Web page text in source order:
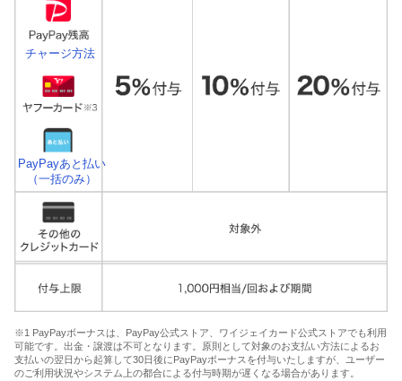
チャージ方法
PayPayあと払い
（一括のみ）
※1 PayPayボーナスは、PayPay公式ストア、ワイジェイカード公式ストアでも利用
可能です。出金・譲渡は不可となります。原則として対象のお支払い方法によるお
支払いの翌日から起算して30日後にPayPayボーナスを付与いたしますが、ユーザー
のご利用状況やシステム上の都合による付与時期が遅くなる場合があります。